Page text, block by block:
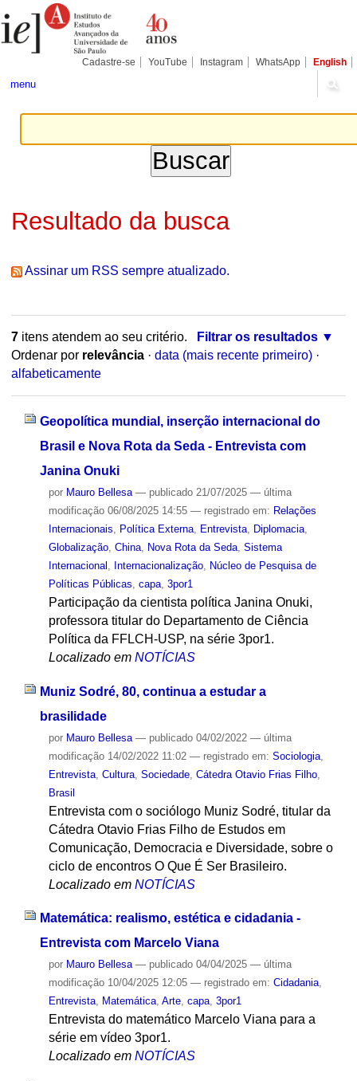
para
conteúdo.
Pessoais
Cadastre-se YouTube Instagram WhatsApp English
menu
Resultado da busca
Assinar um RSS sempre atualizado.
7itens atendem ao seu critério.
Filtrar os resultados
Ordenar por relevância · data (mais recente primeiro) ·
alfabeticamente
Geopolítica mundial, inserção internacional do
Brasil e Nova Rota da Seda - Entrevista com
Janina Onuki
por Mauro Bellesa — publicado21/07/2025 — última
modificação06/08/2025 14:55 — registrado em: Relações
Internacionais
Política Externa, Entrevista, Diplomacia,
Globalização, China, Nova Rota da Seda, Sistema
Internacional
Internacionalização,
Núcleo de Pesquisa de
Políticas Públicas capa, 3por1
Participação da cientista política Janina Onuki,
professora titular do Departamento de Ciência
Política da FFLCH-USP, na série 3por1.
Localizado em NOTÍCIAS
Muniz Sodré, 80, continua a estudar a
brasilidade
por Mauro Bellesa — publicado04/02/2022 — última
modificação14/02/2022 11:02 — registrado em: Sociologia,
Entrevista, Cultura, Sociedade, Cátedra Otavio Frias Filho,
Brasil
Entrevista com o sociólogo Muniz Sodré, titular da
Cátedra Otavio Frias Filho de Estudos em
Comunicação, Democracia e Diversidade, sobre o
ciclo de encontros O Que É Ser Brasileiro.
Localizado em NOTÍCIAS
Matemática: realismo, estética e cidadania -
Entrevista com Marcelo Viana
por Mauro Bellesa — publicado04/04/2025 — última
modificação10/04/2025 12:05 — registrado em: Cidadania,
Entrevista, Matemática, Arte, capa, 3por1
Entrevista do matemático Marcelo Viana para a
série em vídeo 3por1.
Localizado em NOTÍCIAS